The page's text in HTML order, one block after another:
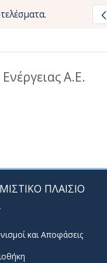
Α.Ε.
ΠΛΑΙΣΙΟ
και Αποφάσεις